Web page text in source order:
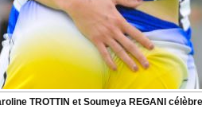
TROTTIN et Soumeya REGANI